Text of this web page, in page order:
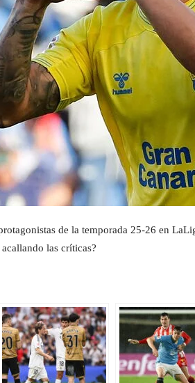
de la temporada 25-26 en
las críticas?